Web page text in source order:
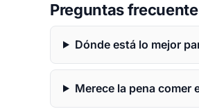
Preguntas
Dónde está lo mejor
Merece la pena comer